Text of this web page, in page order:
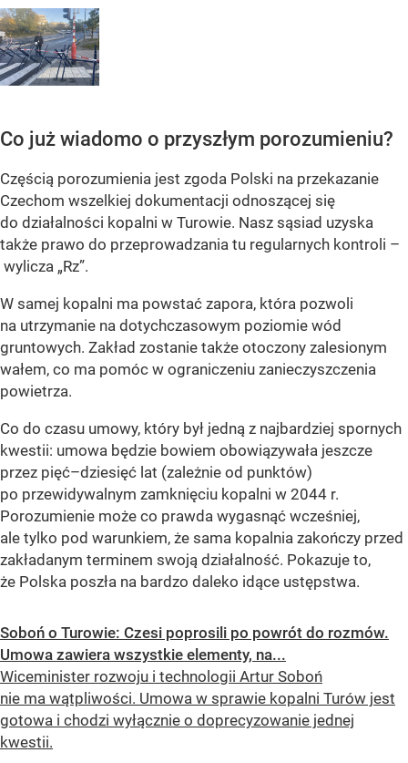
Co już wiadomo o przyszłym porozumieniu?
Częścią porozumienia jest zgoda Polski na przekazanie
Czechom wszelkiej dokumentacji odnoszącej się
do działalności kopalni w Turowie. Nasz sąsiad uzyska
także prawo do przeprowadzania tu regularnych kontroli –
wylicza „Rz”.
W samej kopalni ma powstać zapora, która pozwoli
na utrzymanie na dotychczasowym poziomie wód
gruntowych. Zakład zostanie także otoczony zalesionym
wałem, co ma pomóc w ograniczeniu zanieczyszczenia
powietrza.
Co do czasu umowy, który był jedną z najbardziej spornych
kwestii: umowa będzie bowiem obowiązywała jeszcze
przez pięć–dziesięć lat (zależnie od punktów)
po przewidywalnym zamknięciu kopalni w 2044 r.
Porozumienie może co prawda wygasnąć wcześniej,
ale tylko pod warunkiem, że sama kopalnia zakończy przed
zakładanym terminem swoją działalność. Pokazuje to,
że Polska poszła na bardzo daleko idące ustępstwa.
Soboń o Turowie: Czesi poprosili po powrót do rozmów.
Umowa zawiera wszystkie elementy, na...
Wiceminister rozwoju i technologii Artur Soboń
nie ma wątpliwości. Umowa w sprawie kopalni Turów jest
gotowa i chodzi wyłącznie o doprecyzowanie jednej
kwestii.